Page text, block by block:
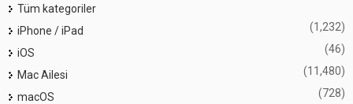
Tüm kategoriler
iPhone / iPad
(1,232)
iOS (46)
Mac Ailesi (11,480)
macOS (728)